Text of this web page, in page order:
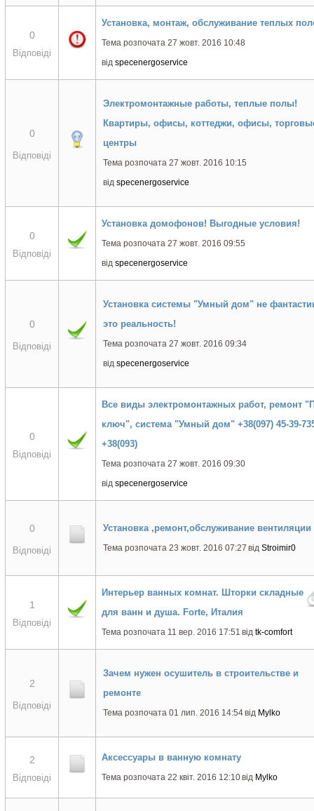
0
Відповіді
Установка, монтаж, обслуживание теплых
Тема розпочата 27 жовт. 2016 10:48
від specenergoservice
0
Відповіді
Электромонтажные работы, теплые полы!
Квартиры, офисы, коттеджи, офисы,
центры
Тема розпочата 27 жовт. 2016 10:15
від specenergoservice
0
Відповіді
Установка домофонов! Выгодные условия!
Тема розпочата 27 жовт. 2016 09:55
від specenergoservice
0
Відповіді
Установка системы "Умный дом" не
это реальность!
Тема розпочата 27 жовт. 2016 09:34
від specenergoservice
0
Відповіді
Все виды электромонтажных работ, ремонт
ключ", система "Умный дом" +38(097) 45-39-
+38(093)
Тема розпочата 27 жовт. 2016 09:30
від specenergoservice
0
Відповіді
Установка ,ремонт,обслуживание вентиляции
Тема розпочата 23 жовт. 2016 07:27 від Stroimir0
1
Відповіді
Интерьер ванных комнат. Шторки складные
для ванн и душа. Forte, Италия
Тема розпочата 11 вер. 2016 17:51 від tk-comfort
2
Відповіді
Зачем нужен осушитель в строительстве и
ремонте
Тема розпочата 01 лип. 2016 14:54від Mylko
2
Відповіді
Аксессуары в ванную комнату
Тема розпочата 22 квіт. 2016 12:10від Mylko